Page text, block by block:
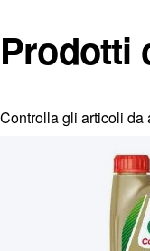
Info e Preventivi:
Prodotti
Controlla gli articoli da